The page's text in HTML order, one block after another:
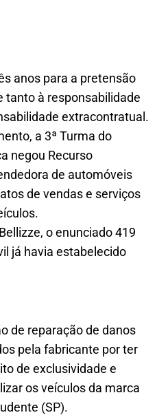
anos para a pretensão
tanto à responsabilidade
extracontratual.
a 3ª Turma do
negou Recurso
de automóveis
de vendas e serviços
o enunciado 419
já havia estabelecido
de reparação de danos
pela fabricante por ter
de exclusividade e
os veículos da marca
(SP).